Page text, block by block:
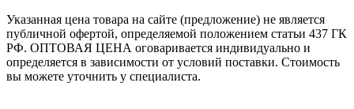
Указанная цена товара на сайте (предложение) не является
публичной офертой, определяемой положением статьи 437 ГК
РФ. ОПТОВАЯ ЦЕНА оговаривается индивидуально и
определяется в зависимости от условий поставки. Стоимость
вы можете уточнить у специалиста.